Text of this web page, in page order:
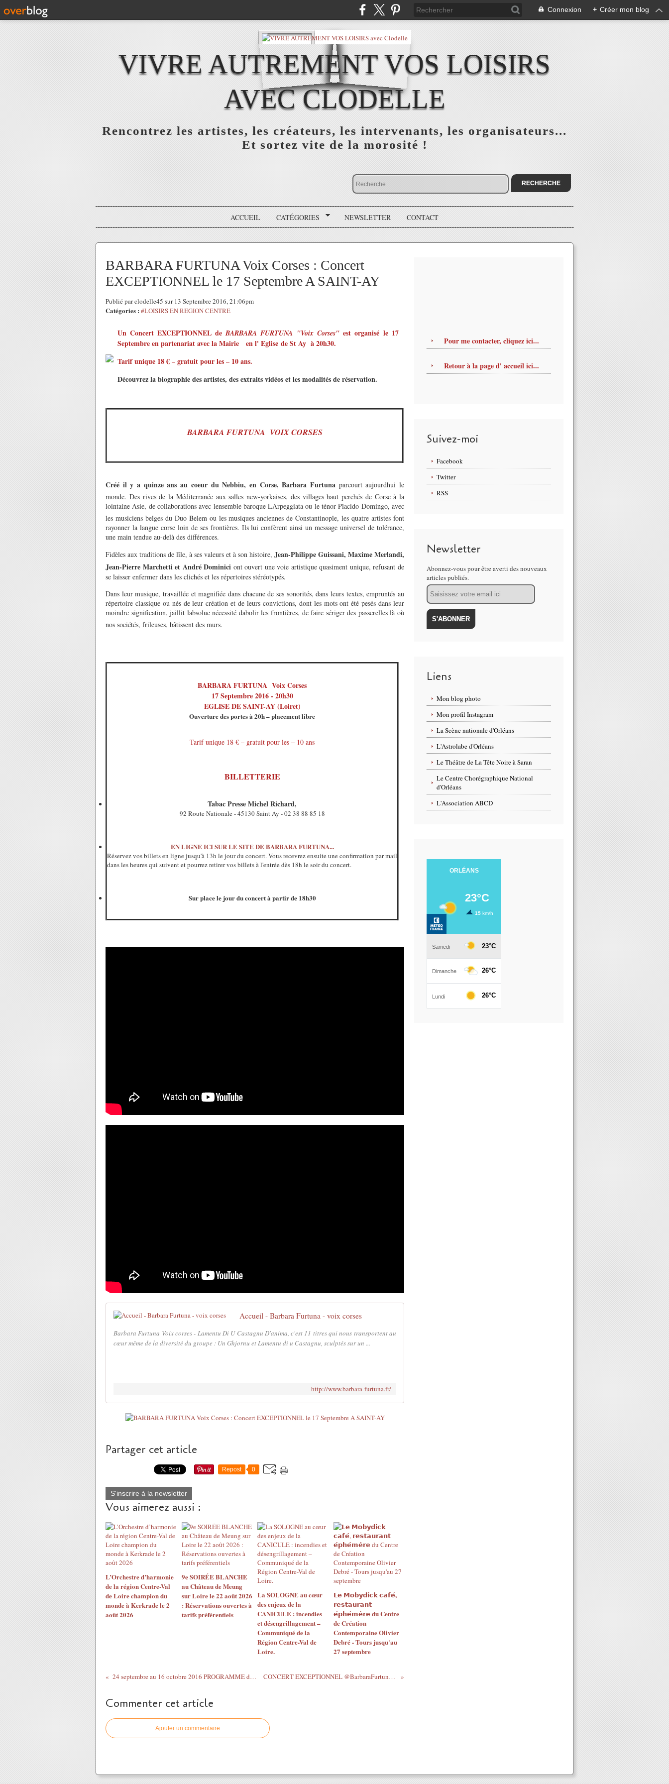
Connexion + Créer mon blog
VIVRE AUTREMENT VOS LOISIRS
AVEC CLODELLE
Rencontrez les artistes, les créateurs, les intervenants, les organisateurs...
Et sortez vite de la morosité !
ACCUEIL CATÉGORIES NEWSLETTER CONTACT
BARBARA FURTUNA Voix Corses : Concert
EXCEPTIONNEL le 17 Septembre A SAINT-AY
Publié par clodelle45 sur 13 Septembre 2016, 21:06pm
Catégories : #LOISIRS EN REGION CENTRE
Un Concert EXCEPTIONNEL deBARBARA FURTUNA "Voix Corses"est organisé le 17
Septembreen partenariat avec la Mairie en l' Eglise de St Ay à 20h30.
Tarif unique 18 € – gratuit pour les – 10 ans.
Découvrez la biographie des artistes, des extraits vidéos et les modalités de réservation.
BARBARA FURTUNA VOIX CORSES
Créé il y a quinze ans au coeur du Nebbiu, en Corse, Barbara Furtuna parcourt aujourdhui le
monde. Des rives de la Méditerranée aux salles new-yorkaises, des villages haut perchés de Corse à la
lointaine Asie, de collaborations avec lensemble baroque LArpeggiata ou le ténor Placido Domingo, avec
les musiciens belges du Duo Belem ou les musiques anciennes de Constantinople, les quatre artistes font
rayonner la langue corse loin de ses frontières. Ils lui confèrent ainsi un message universel de tolérance,
une main tendue au-delà des différences.
Fidèles aux traditions de lîle, à ses valeurs et à son histoire, Jean-Philippe Guissani, Maxime Merlandi,
Jean-Pierre Marchetti et André Dominici ont ouvert une voie artistique quasiment unique, refusant de
se laisser enfermer dans les clichés et les répertoires stéréotypés.
Dans leur musique, travaillée et magnifiée dans chacune de ses sonorités, dans leurs textes, empruntés au
répertoire classique ou nés de leur création et de leurs convictions, dont les mots ont été pesés dans leur
moindre signification, jaillit labsolue nécessité dabolir les frontières, de faire sériger des passerelles là où
nos sociétés, frileuses, bâtissent des murs.
BARBARA FURTUNA Voix Corses
17 Septembre 2016 - 20h30
EGLISE DE SAINT-AY (Loiret)
Ouverture des portes à 20h – placement libre
Tarif unique 18 € – gratuit pour les – 10 ans
BILLETTERIE
Tabac Presse Michel Richard,
92 Route Nationale -45130 Saint Ay - 02 38 88 85 18
EN LIGNE ICI SUR LE SITE DE BARBARA FURTUNA...
Réservez vos billets en ligne jusqu'à 13h le jour du concert. Vous recevrez ensuite une confirmation par mail
dans les heures qui suivent et pourrez retirer vos billets à l'entrée dès 18h le soir du concert.
Sur place le jour du concert à partir de 18h30
Accueil - Barbara Furtuna - voix corses
Barbara Furtuna Voix corses - Lamentu Di U Castagnu D'anima, c'est 11 titres qui nous transportent au
cœur même de la diversité du groupe : Un Ghjornu et Lamentu di u Castagnu, sculptés sur un ...
http://www.barbara-furtuna.fr/
Partager cet article
Repost 0
S'inscrire à la newsletter
Vous aimerez aussi :
L’Orchestre d’harmonie
de la région Centre-Val
de Loire champion du
monde à Kerkrade le 2
août 2026
9e SOIRÉE BLANCHE
au Château de Meung
sur Loire le 22 août 2026
: Réservations ouvertes à
tarifs préférentiels
La SOLOGNE au cœur
des enjeux de la
CANICULE : incendies
et désengrillagement –
Communiqué de la
Région Centre-Val de
Loire.
𝗟𝗲 𝗠𝗼𝗯𝘆𝗱𝗶𝗰𝗸 𝗰𝗮𝗳𝗲́,
𝗿𝗲𝘀𝘁𝗮𝘂𝗿𝗮𝗻𝘁
𝗲́𝗽𝗵𝗲́𝗺𝗲̀𝗿𝗲 du Centre
de Création
Contemporaine Olivier
Debré - Tours jusqu'au
27 septembre
24 septembre au 16 octobre 2016 PROGRAMME de Edith... CONCERT EXCEPTIONNEL @BarbaraFurtuna "Voix...
Commenter cet article
Ajouter un commentaire
Pour me contacter, cliquez ici...
Retour à la page d' accueil ici...
Suivez-moi
Facebook
Twitter
RSS
Newsletter
Abonnez-vous pour être averti des nouveaux
articles publiés.
Email
Liens
Mon blog photo
Mon profil Instagram
La Scène nationale d'Orléans
L'Astrolabe d'Orléans
Le Théâtre de La Tête Noire à Saran
Le Centre Chorégraphique National
d'Orléans
L'Association ABCD